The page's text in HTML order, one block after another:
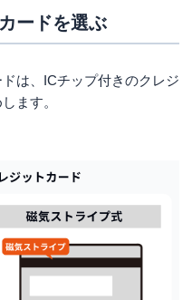
ードを選ぶ
は、ICチップ付きのクレジ
ます。